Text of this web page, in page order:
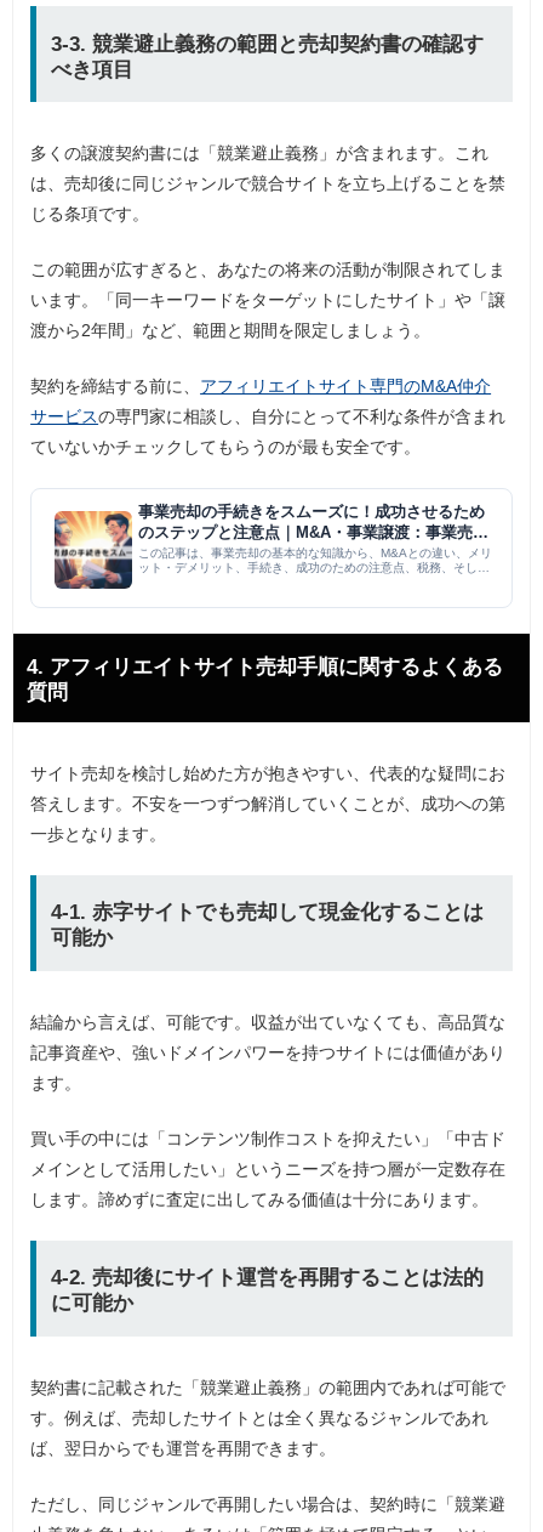
3-3. 競業避止義務の範囲と売却契約書の確認す
べき項目
多くの譲渡契約書には「競業避止義務」が含まれます。これ
は、売却後に同じジャンルで競合サイトを立ち上げることを禁
じる条項です。
この範囲が広すぎると、あなたの将来の活動が制限されてしま
います。「同一キーワードをターゲットにしたサイト」や「譲
渡から2年間」など、範囲と期間を限定しましょう。
契約を締結する前に、 アフィリエイトサイト専門のM&A仲介
サービスの専門家に相談し、自分にとって不利な条件が含まれ
ていないかチェックしてもらうのが最も安全です。
事業売却の手続きをスムーズに！成功させるため
のステップと注意点｜M&A・事業譲渡：事業売却
｜M＆A PMI コラム
この記事は、事業売却の基本的な知識から、M&Aとの違い、メリ
ット・デメリット、手続き、成功のための注意点、税務、そして
スムー...
4. アフィリエイトサイト売却手順に関するよくある
質問
サイト売却を検討し始めた方が抱きやすい、代表的な疑問にお
答えします。不安を一つずつ解消していくことが、成功への第
一歩となります。
4-1. 赤字サイトでも売却して現金化することは
可能か
結論から言えば、可能です。収益が出ていなくても、高品質な
記事資産や、強いドメインパワーを持つサイトには価値があり
ます。
買い手の中には「コンテンツ制作コストを抑えたい」「中古ド
メインとして活用したい」というニーズを持つ層が一定数存在
します。諦めずに査定に出してみる価値は十分にあります。
4-2. 売却後にサイト運営を再開することは法的
に可能か
契約書に記載された「競業避止義務」の範囲内であれば可能で
す。例えば、売却したサイトとは全く異なるジャンルであれ
ば、翌日からでも運営を再開できます。
ただし、同じジャンルで再開したい場合は、契約時に「競業避